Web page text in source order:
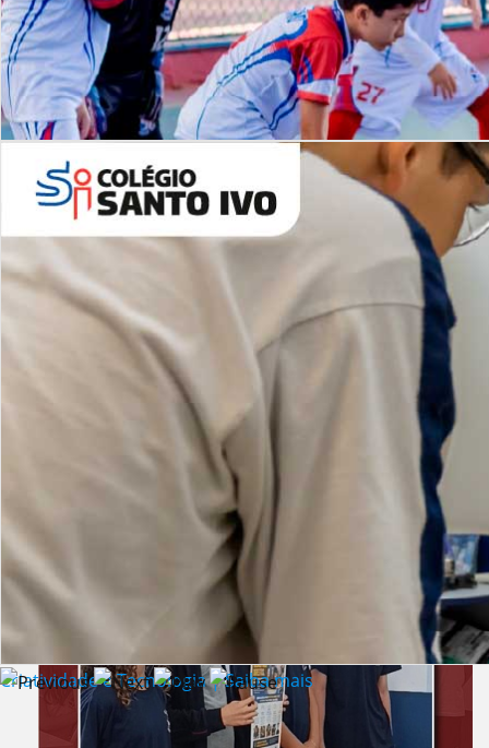
Desafios | Saiba mais
Criatividade e Tecnologia | Saiba mais